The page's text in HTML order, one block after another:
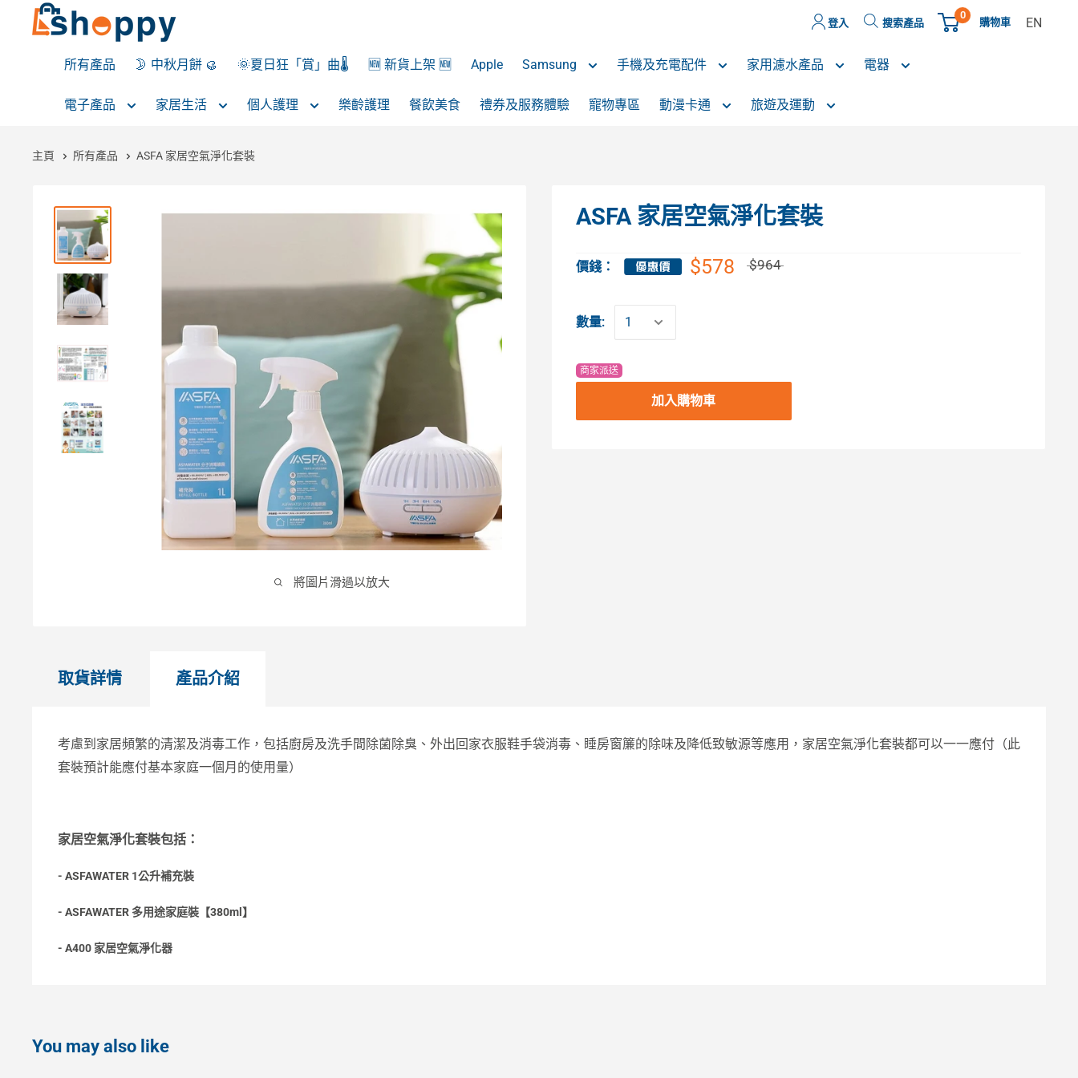
登入 搜索產品
0
購物車 EN
所有產品 🌛 中秋月餅 🥮 🌞夏日狂「賞」曲🌡️ 🆕 新貨上架 🆕 Apple Samsung 手機及充電配件 家用濾水產品 電器
電子產品 家居生活 個人護理 樂齡護理 餐飲美食 禮券及服務體驗 寵物專區 動漫卡通 旅遊及運動
主頁 所有產品 ASFA 家居空氣淨化套裝
將圖片滑過以放大
ASFA 家居空氣淨化套裝
價錢： $578 $964
數量:
商家派送
加入購物車
產品介紹
考慮到家居頻繁的清潔及消毒工作，包括廚房及洗手間除菌除臭、外出回家衣服鞋手袋消毒、睡房窗簾的除味及降低致敏源等應用，家居空氣淨化套裝都可以一一應付（此
套裝預計能應付基本家庭一個月的使用量）
家居空氣淨化套裝包括：
- ASFAWATER 1公升補充裝
- ASFAWATER 多用途家庭裝【380ml】
- A400 家居空氣淨化器
取貨詳情
You may also like